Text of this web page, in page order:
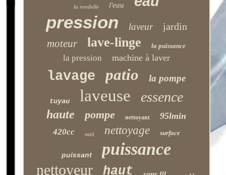
la rondelle l'eau
pression laveur jardin
moteur lave-linge la puissance
la pression machine à laver
lavage patio la pompe
tuyau laveuse essence
haute pompe nettoyant 95lmin
420cc outil nettoyage surface
puissant puissance
nettoyeur haut